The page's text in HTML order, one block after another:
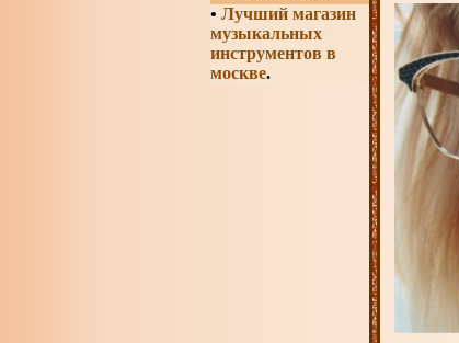
• Лучший магазин
музыкальных
инструментов в
москве.